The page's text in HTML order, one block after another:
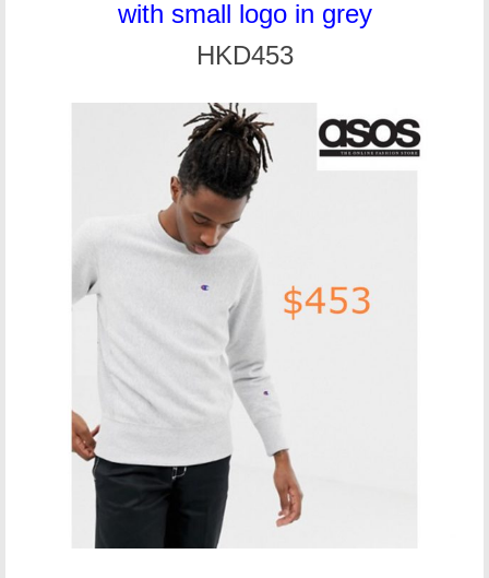
with small logo in grey
HKD453